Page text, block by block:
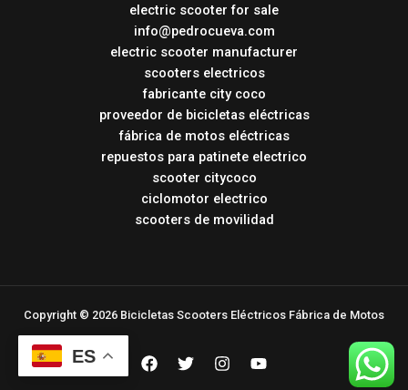
electric scooter for sale
info@pedrocueva.com
electric scooter manufacturer
scooters electricos
fabricante city coco
proveedor de bicicletas eléctricas
fábrica de motos eléctricas
repuestos para patinete electrico
scooter citycoco
ciclomotor electrico
scooters de movilidad
Copyright © 2026 Bicicletas Scooters Eléctricos Fábrica de Motos
ES